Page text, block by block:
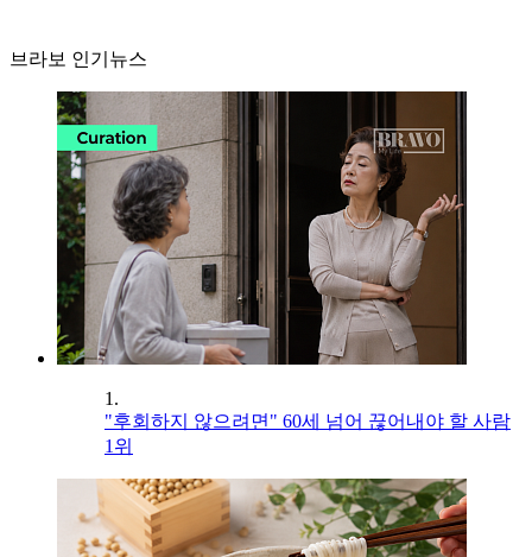
브라보 인기뉴스
1.
"후회하지 않으려면" 60세 넘어 끊어내야 할 사람
1위